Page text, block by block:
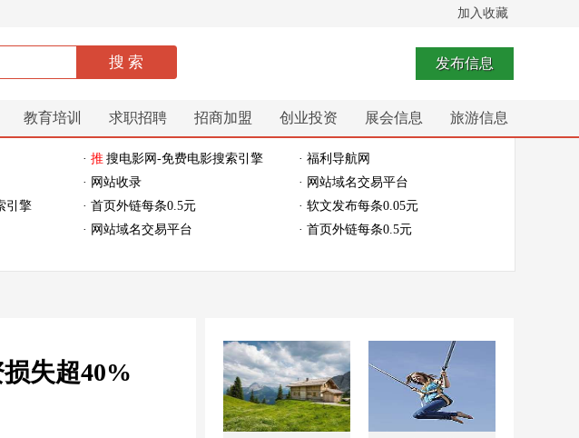
加入收藏
发布信息
教育培训 求职招聘 招商加盟 创业投资 展会信息 旅游信息
· 推 搜电影网-免费电影搜索引擎
· 福利导航网
· 网站收录
· 网站域名交易平台
引擎 · 首页外链每条0.5元
· 软文发布每条0.05元
· 网站域名交易平台
· 首页外链每条0.5元
失超40%